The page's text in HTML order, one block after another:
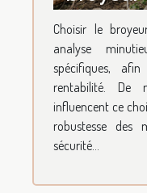
à vos
?
Choisir le
analyse
spécifiques,
rentabilité. De
influencent ce
robustesse des
sécurité...